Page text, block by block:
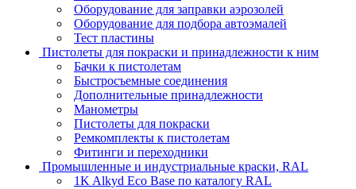
Оборудование для заправки аэрозолей
Оборудование для подбора автоэмалей
Тест пластины
Пистолеты для покраски и принадлежности к ним
Бачки к пистолетам
Быстросъемные соединения
Дополнительные принадлежности
Манометры
Пистолеты для покраски
Ремкомплекты к пистолетам
Фитинги и переходники
Промышленные и индустриальные краски, RAL
1K Alkyd Eco Base по каталогу RAL